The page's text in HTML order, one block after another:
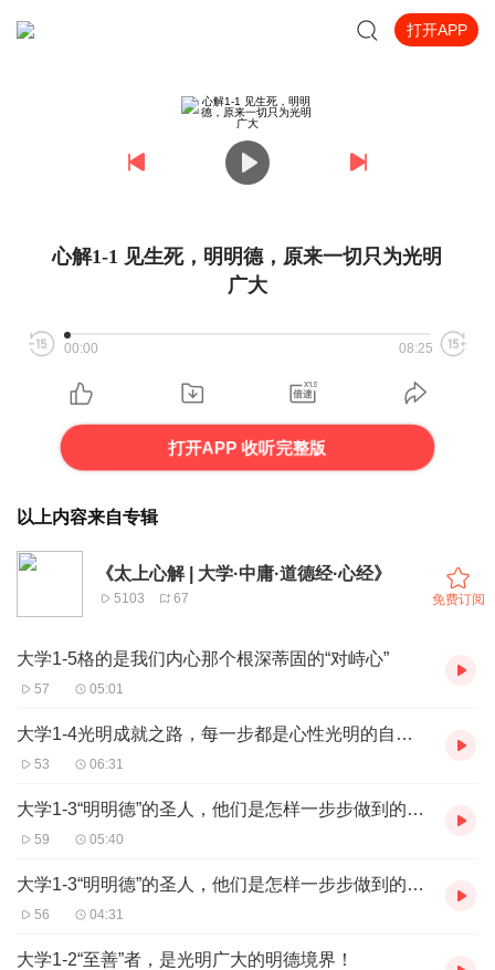
打开APP
心解1-1 见生死，明明德，原来一切只为光明
广大
00:00 08:25
打开APP 收听完整版
以上内容来自专辑
《太上心解 | 大学·中庸·道德经·心经》
5103 67 免费订阅
大学1-5格的是我们内心那个根深蒂固的“对峙心”
57 05:01
大学1-4光明成就之路，每一步都是心性光明的自然扩展与能量共振
53 06:31
大学1-3“明明德”的圣人，他们是怎样一步步做到的（2）
59 05:40
大学1-3“明明德”的圣人，他们是怎样一步步做到的（1）
56 04:31
大学1-2“至善”者，是光明广大的明德境界！